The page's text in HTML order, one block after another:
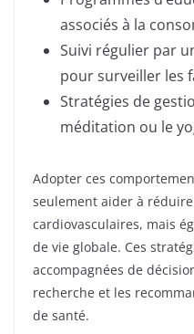
associés à la
Suivi régulier par
pour surveiller les
Stratégies de
méditation ou le
Adopter ces
seulement aider à
cardiovasculaires, mais
de vie globale. Ces
accompagnées de
recherche et les
de santé.